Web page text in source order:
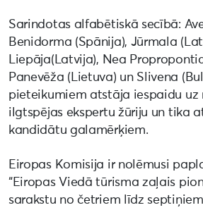
Sarindotas alfabētiskā secībā:
Benidorma (Spānija), Jūrmala
Liepāja(Latvija), Nea
Panevēža (Lietuva) un Slivena
pieteikumiem atstāja iespaidu uz
ilgtspējas ekspertu žūriju un tika
kandidātu galamērķiem.
Eiropas Komisija ir nolēmusi
“Eiropas Viedā tūrisma zaļais
sarakstu no četriem līdz